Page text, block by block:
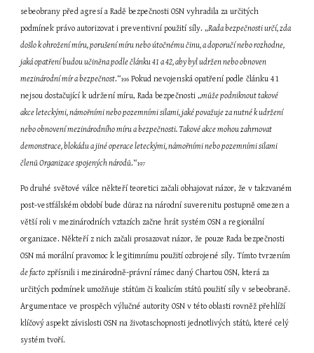
sebeobrany před agresí a Radě bezpečnosti OSN vyhradila za určitých
podmínek právo autorizovat i preventivní použití síly. „Rada bezpečnosti určí, zda
došlo k ohrožení míru, porušení míru nebo útočnému činu, a doporučí nebo rozhodne,
jaká opatření budou učiněna podle článku 41 a 42, aby byl udržen nebo obnoven
mezinárodní mír a bezpečnost.“196 Pokud nevojenská opatření podle článku 41
nejsou dostačující k udržení míru, Rada bezpečnosti „může podniknout takové
akce leteckými, námořními nebo pozemními silami, jaké považuje za nutné k udržení
nebo obnovení mezinárodního míru a bezpečnosti. Takové akce mohou zahrnovat
demonstrace, blokádu a jiné operace leteckými, námořními nebo pozemními silami
členů Organizace spojených národů.“197
Po druhé světové válce někteří teoretici začali obhajovat názor, že v takzvaném
post-vestfálském období bude důraz na národní suverenitu postupně omezen a
větší roli v mezinárodních vztazích začne hrát systém OSN a regionální
organizace. Někteří z nich začali prosazovat názor, že pouze Rada bezpečnosti
de facto zpřísnili i mezinárodně-právní rámec daný Chartou OSN, která za
určitých podmínek umožňuje státům či koalicím států použití síly v sebeobraně.
Argumentace ve prospěch výlučné autority OSN v této oblasti rovněž přehlíží
klíčový aspekt závislosti OSN na životaschopnosti jednotlivých států, které celý
systém tvoří.